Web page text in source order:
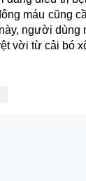
máu cũng
người dùng
vời từ cải bó